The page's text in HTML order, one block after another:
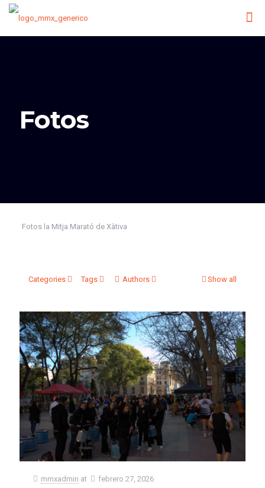
Fotos
Fotos la Mitja Marató de Xàtiva
Categories Tags Authors Show all
mmxadmin at febrero 27, 2026